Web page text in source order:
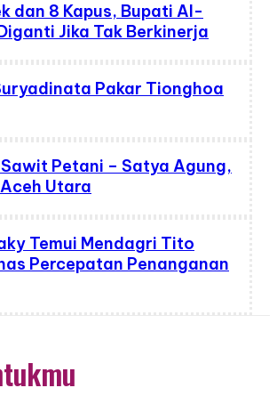
dan 8 Kapus, Bupati Al-
Jika Tak Berkinerja
Pakar Tionghoa
Petani – Satya Agung,
Utara
Temui Mendagri Tito
Percepatan Penanganan